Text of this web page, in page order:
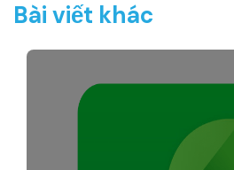
Bài viết khác